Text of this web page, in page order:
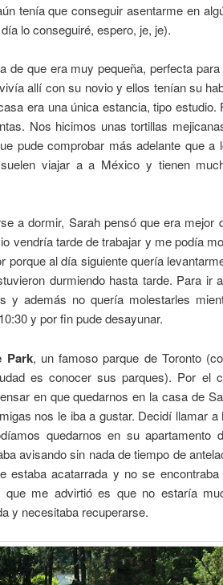
tenía que conseguir asentarme en
lo conseguiré, espero, je, je).
de que era muy pequeña, perfecta
allí con su novio y ellos tenían su
era una única estancia, tipo estudio.
Nos hicimos unas tortillas
pude comprobar más adelante que a
viajar a a México y tienen
a dormir, Sarah pensó que era mejor
vendría tarde de trabajar y me podía
porque al día siguiente quería
durmiendo hasta tarde. Para ir
y además no quería molestarles
y por fin pude desayunar.
Park, un famoso parque de Toronto
es conocer sus parques). Por el
en que quedarnos en la casa de
nos le iba a gustar. Decidí llamar a
quedarnos en su apartamento
avisando sin nada de tiempo de
estaba acatarrada y no se
que me advirtió es que no estaría
y necesitaba recuperarse.